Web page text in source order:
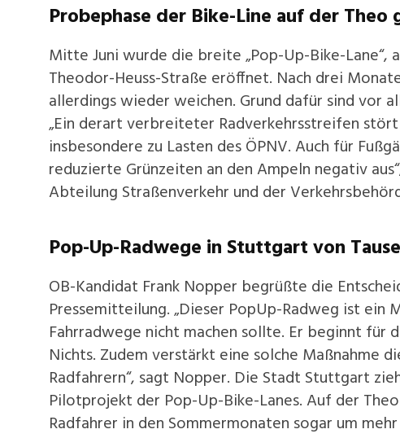
Probephase der Bike-Line auf der Theo
Mitte Juni wurde die breite „Pop-Up-Bike-
Theodor-Heuss-Straße eröffnet. Nach drei
allerdings wieder weichen. Grund dafür sind vor
„Ein derart verbreiteter Radverkehrsstreifen
insbesondere zu Lasten des ÖPNV. Auch für
reduzierte Grünzeiten an den Ampeln negativ
Abteilung Straßenverkehr und der
Pop-Up-Radwege in Stuttgart von
OB-Kandidat Frank Nopper begrüßte die
Pressemitteilung. „Dieser PopUp-Radweg ist ein
Fahrradwege nicht machen sollte. Er beginnt für
Nichts. Zudem verstärkt eine solche Maßnahme
Radfahrern“, sagt Nopper. Die Stadt Stuttgart
Pilotprojekt der Pop-Up-Bike-Lanes. Auf der
Radfahrer in den Sommermonaten sogar um